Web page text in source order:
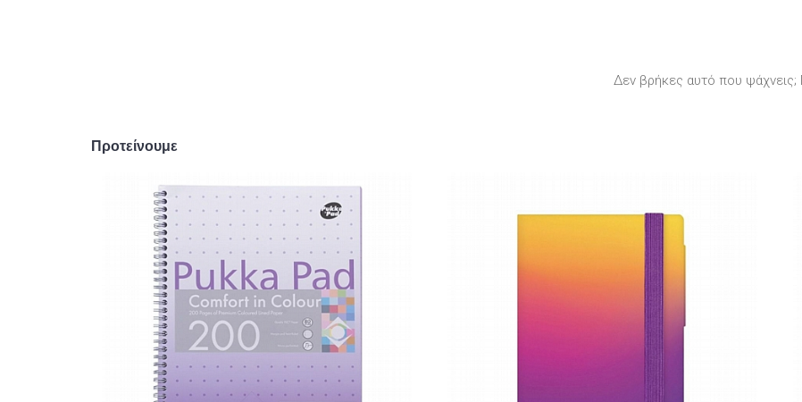
Δεν βρήκες αυτό που ψάχνεις;
Προτείνουμε